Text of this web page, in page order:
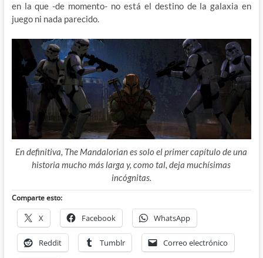
en la que -de momento- no está el destino de la galaxia en
juego ni nada parecido.
En definitiva, The Mandalorian es solo el primer capítulo de una
historia mucho más larga y, como tal, deja muchísimas
incógnitas.
Comparte esto:
X Facebook WhatsApp
Reddit Tumblr Correo electrónico